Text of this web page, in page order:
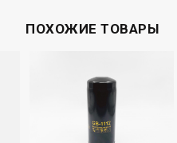
ПОХОЖИЕ ТОВАРЫ